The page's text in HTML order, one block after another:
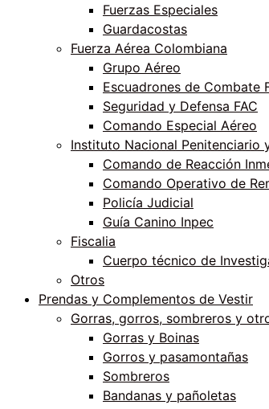
Fuerzas Especiales
Guardacostas
Fuerza Aérea Colombiana
Grupo Aéreo
Escuadrones de Combate
Seguridad y Defensa FAC
Comando Especial Aéreo
Instituto Nacional Penitenciario
Comando de Reacción
Comando Operativo de
Policía Judicial
Guía Canino Inpec
Fiscalia
Cuerpo técnico de
Otros
Prendas y Complementos de Vestir
Gorras, gorros, sombreros y
Gorras y Boinas
Gorros y pasamontañas
Sombreros
Bandanas y pañoletas